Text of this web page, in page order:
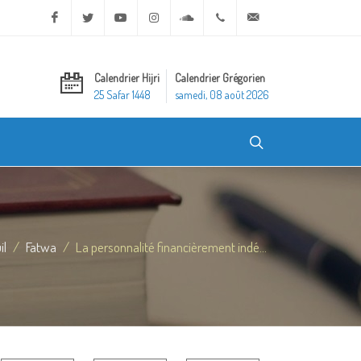
Facebook Twitter Youtube Instagram Soundcloud+20 2 25970400
Calendrier Hijri
25 Safar 1448
Calendrier Grégorien
samedi, 08 août 2026
Fatwa La personnalité financièrement indé...